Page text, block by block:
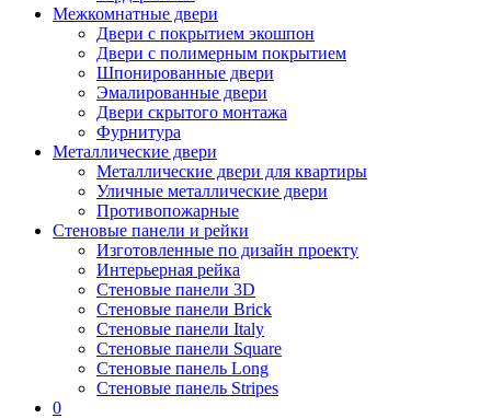
Межкомнатные двери
Двери с покрытием экошпон
Двери с полимерным покрытием
Шпонированные двери
Эмалированные двери
Двери скрытого монтажа
Фурнитура
Металлические двери
Металлические двери для квартиры
Уличные металлические двери
Противопожарные
Стеновые панели и рейки
Изготовленные по дизайн проекту
Интерьерная рейка
Стеновые панели 3D
Стеновые панели Brick
Стеновые панели Italy
Стеновые панели Square
Стеновые панель Long
Стеновые панель Stripes
0